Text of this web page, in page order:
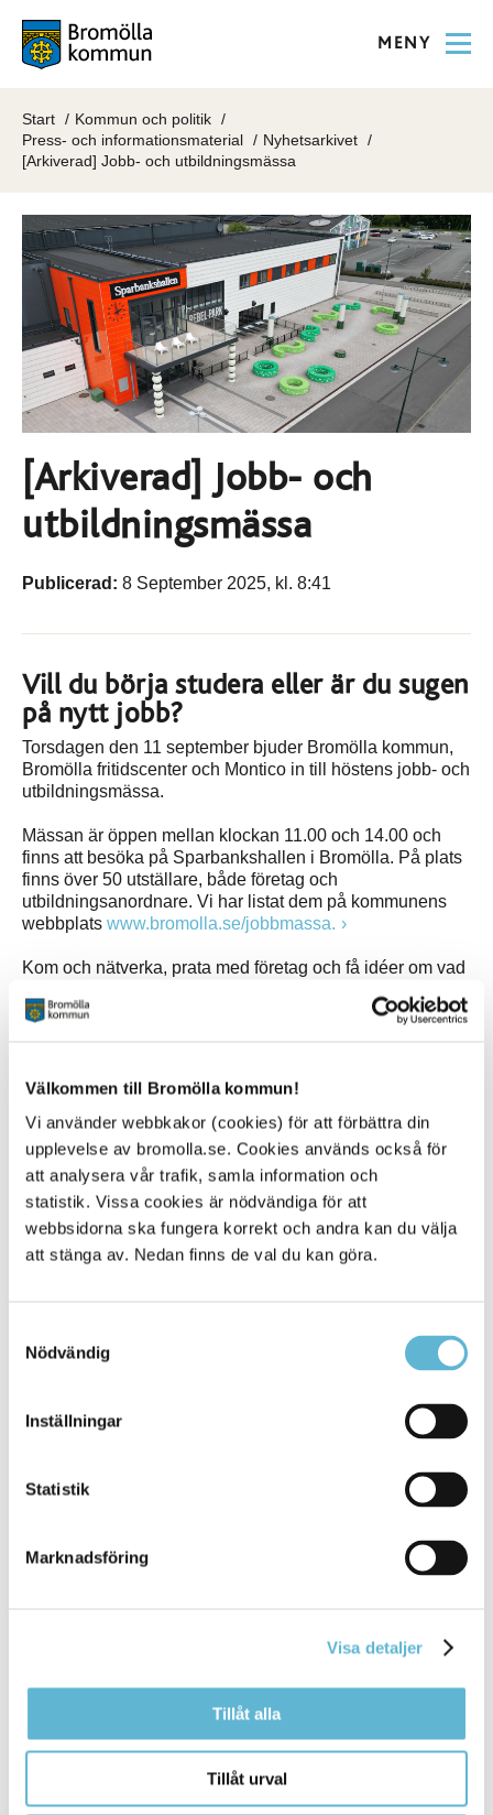
Välkommen till Bromölla kommun!
Vi använder webbkakor (cookies) för att förbättra din
upplevelse av bromolla.se. Cookies används också för
att analysera vår trafik, samla information och
statistik. Vissa cookies är nödvändiga för att
webbsidorna ska fungera korrekt och andra kan du välja
att stänga av. Nedan finns de val du kan göra.
Nödvändig
Inställningar
Statistik
Marknadsföring
Visa detaljer
Tillåt alla
Tillåt urval
MENY
Start
Kommun och politik
Press- och informationsmaterial
Nyhetsarkivet
[Arkiverad] Jobb- och utbildningsmässa
[Arkiverad] Jobb- och
utbildningsmässa
Publicerad: 8 September 2025, kl. 8:41
Vill du börja studera eller är du sugen
på nytt jobb?
Torsdagen den 11 september bjuder Bromölla kommun,
Bromölla fritidscenter och Montico in till höstens jobb- och
utbildningsmässa.
Mässan är öppen mellan klockan 11.00 och 14.00 och
finns att besöka på Sparbankshallen i Bromölla. På plats
finns över 50 utställare, både företag och
utbildningsanordnare. Vi har listat dem på kommunens
webbplats www.bromolla.se/jobbmassa.
Kom och nätverka, prata med företag och få idéer om vad
Det finns gratis parkering utanför.
VÄLKOMMEN!
Sidan senast uppdaterad:den 11 September 2025
Tipsa och dela sidan
Skriv ut
Postadress
E-post
kommunstyrelsen@bromolla.se
Webbadress